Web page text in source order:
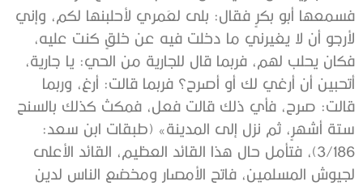
فسمعها أبو بكرٍ فقال: بلى لعَمري لأحلبنها لكم، وإني
لأرجو أن لا يغيرني ما دخلت فيه عن خلقٍ كنت عليه،
فكان يحلب لهم، فربما قال للجارية من الحي: يا جارية،
أتحبين أن أرغي لك أو أصرح؟ فربما قالت: أرغ، وربما
قالت: صرح، فأي ذلك قالت فعل، فمكث كذلك بالسنح
ستة أشهرٍ، ثم نزل إلى المدينة» (طبقات ابن سعد:
3/186)، فتأمل حال هذا القائد العظيم، القائد الأعلى
لجيوش المسلمين، فاتح الأمصار ومخضع الناس لدين